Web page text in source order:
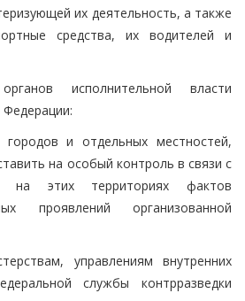
их деятельность, а также
средства, их водителей и
исполнительной власти
городов и отдельных местностей,
на особый контроль в связи с
на этих территориях фактов
проявлений организованной
управлениям внутренних
службы контрразведки